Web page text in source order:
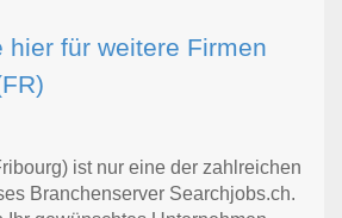
hier für weitere Firmen
ist nur eine der zahlreichen
Branchenserver Searchjobs.ch.